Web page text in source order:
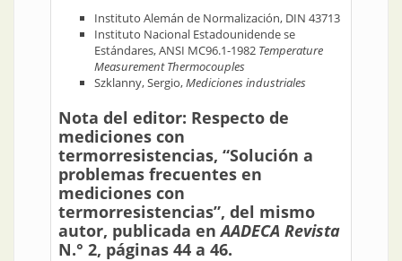
Instituto Alemán de Normalización, DIN 43713
Instituto Nacional Estadounidende se
Estándares, ANSI MC96.1-1982 Temperature
Measurement Thermocouples
Szklanny, Sergio,Mediciones industriales
Nota del editor: Respecto de
mediciones con
termorresistencias, “Solución a
problemas frecuentes en
mediciones con
termorresistencias”, del mismo
autor, publicada enAADECA Revista
N.° 2, páginas 44 a 46.